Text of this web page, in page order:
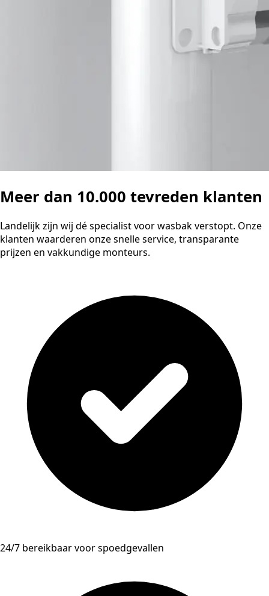
Meer dan 10.000 tevreden klanten
Landelijk zijn wij dé specialist voor wasbak verstopt. Onze
klanten waarderen onze snelle service, transparante
prijzen en vakkundige monteurs.
24/7 bereikbaar voor spoedgevallen